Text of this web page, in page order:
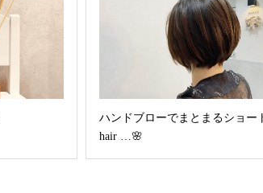
ハンドブローでまとまるショー
hair …🌸